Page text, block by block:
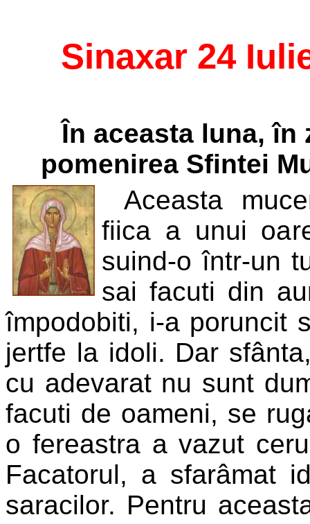
Sinaxar 24
În aceasta luna, în
pomenirea Sfintei
Aceasta
fiica a unui
suind-o într-un
sai facuti din
împodobiti, i-a poruncit
jertfe la idoli. Dar
cu adevarat nu sunt
facuti de oameni, se
o fereastra a vazut
Facatorul, a sfarâmat
saracilor. Pentru